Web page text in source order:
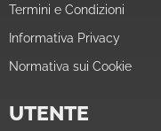
Termini e Condizioni
Informativa Privacy
Normativa sui Cookie
UTENTE